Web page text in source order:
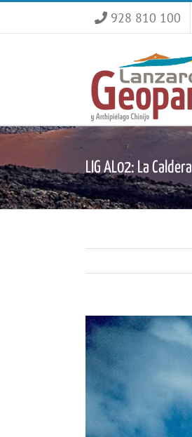
928 810 100
LIG AL02: La Caldera
View
Larger
Image